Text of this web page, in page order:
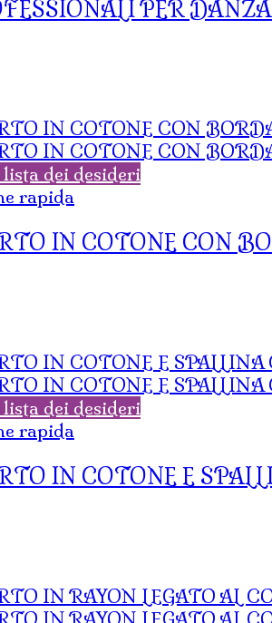
PER
dei desideri
rapida
IN COTONE CON
dei desideri
rapida
IN COTONE E